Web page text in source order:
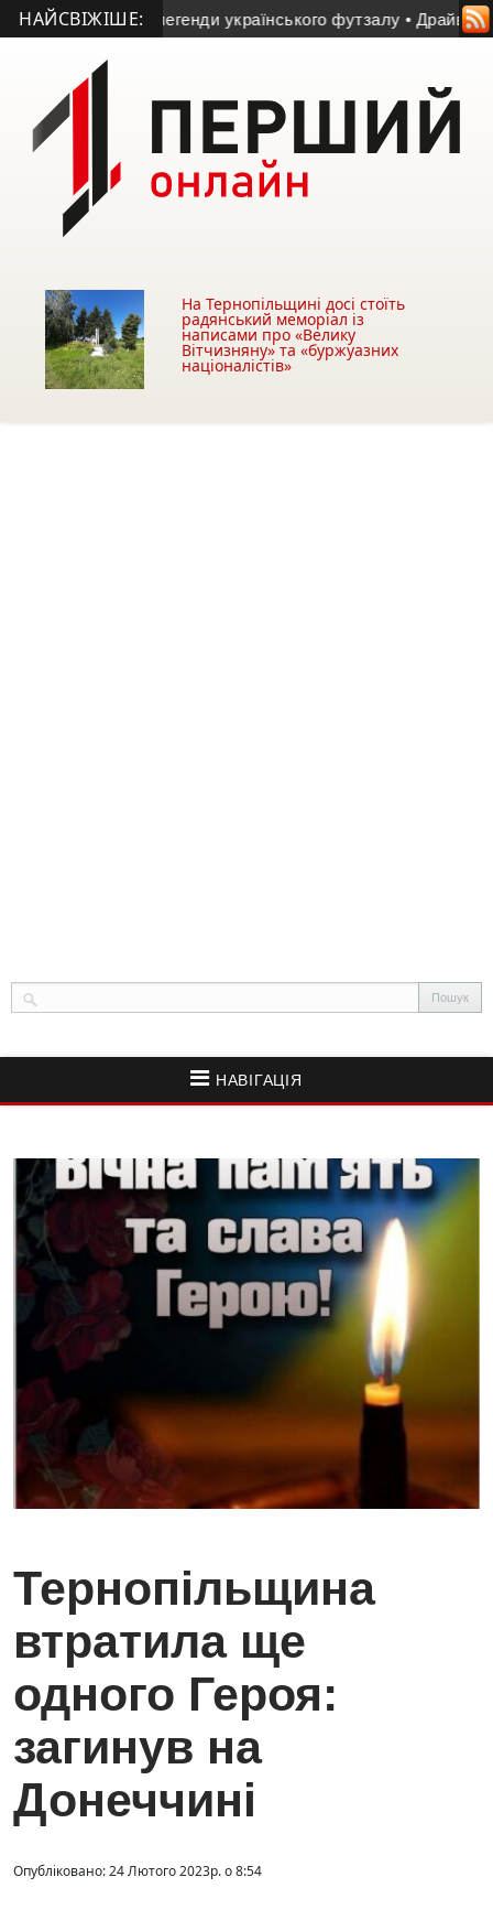
НАЙСВІЖІШЕ:
за участю легенди українського футзалу • Драйвовий
На Тернопільщині досі стоїть
радянський меморіал із
написами про «Велику
Вітчизняну» та «буржуазних
націоналістів»
НАВІГАЦІЯ
Тернопільщина
втратила ще
одного Героя:
загинув на
Донеччині
Опубліковано: 24 Лютого 2023р. о 8:54